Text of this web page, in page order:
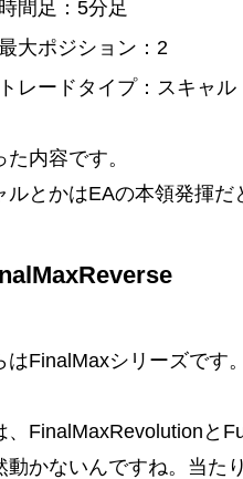
時間足：5分足
大ポジション：2
トレードタイプ：スキャル
た内容です。
ルとかはEAの本領発揮だ
はFinalMaxシリーズです。
、FinalMaxRevolutionと
動かないんですね。当た